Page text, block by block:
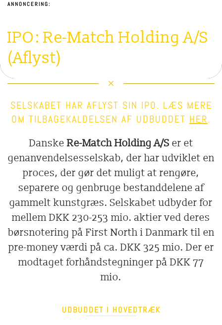
ANNONCERING:
IPO: Re-Match Holding A/S
(Aflyst)
SELSKABET HAR AFLYST SIN IPO. LÆS MERE
OM TILBAGEKALDELSEN AF UDBUDDET HER.
Danske Re-Match Holding A/S er et
genanvendelsesselskab, der har udviklet en
proces, der gør det muligt at rengøre,
separere og genbruge bestanddelene af
gammelt kunstgræs. Selskabet udbyder for
mellem DKK 230-253 mio. aktier ved deres
børsnotering på First North i Danmark til en
pre-money værdi på ca. DKK 325 mio. Der er
modtaget forhåndstegninger på DKK 77
mio.
UDBUDDET I HOVEDTRÆK